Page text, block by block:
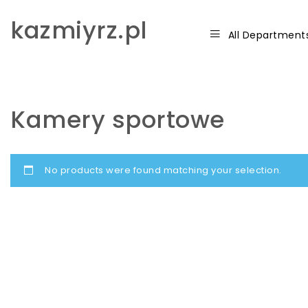
kazmiyrz.pl All
Kamery sportowe
No products were found matching your selection.